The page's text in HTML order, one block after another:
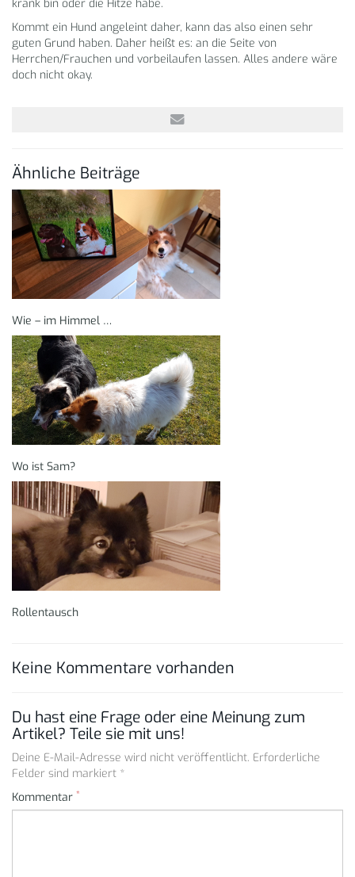
krank bin oder die Hitze habe.
Kommt ein Hund angeleint daher, kann das also einen sehr
guten Grund haben. Daher heißt es: an die Seite von
Herrchen/Frauchen und vorbeilaufen lassen. Alles andere wäre
doch nicht okay.
Ähnliche Beiträge
Wie – im Himmel …
Wo ist Sam?
Rollentausch
Keine Kommentare vorhanden
Du hast eine Frage oder eine Meinung zum
Artikel? Teile sie mit uns!
Deine E-Mail-Adresse wird nicht veröffentlicht. Erforderliche
Felder sind markiert *
Kommentar *